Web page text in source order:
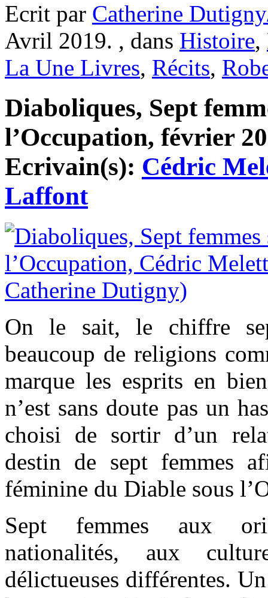
Ecrit par Catherine
Avril 2019. , dans Histoire,
La Une Livres, Récits,
Diaboliques, Sept
l’Occupation, février
Ecrivain(s): Cédric
Laffont
On le sait, le chiffre
beaucoup de religions
marque les esprits en
n’est sans doute pas un
choisi de sortir d’un
destin de sept femmes
féminine du Diable sous
Sept femmes aux
nationalités, aux
délictueuses différentes.